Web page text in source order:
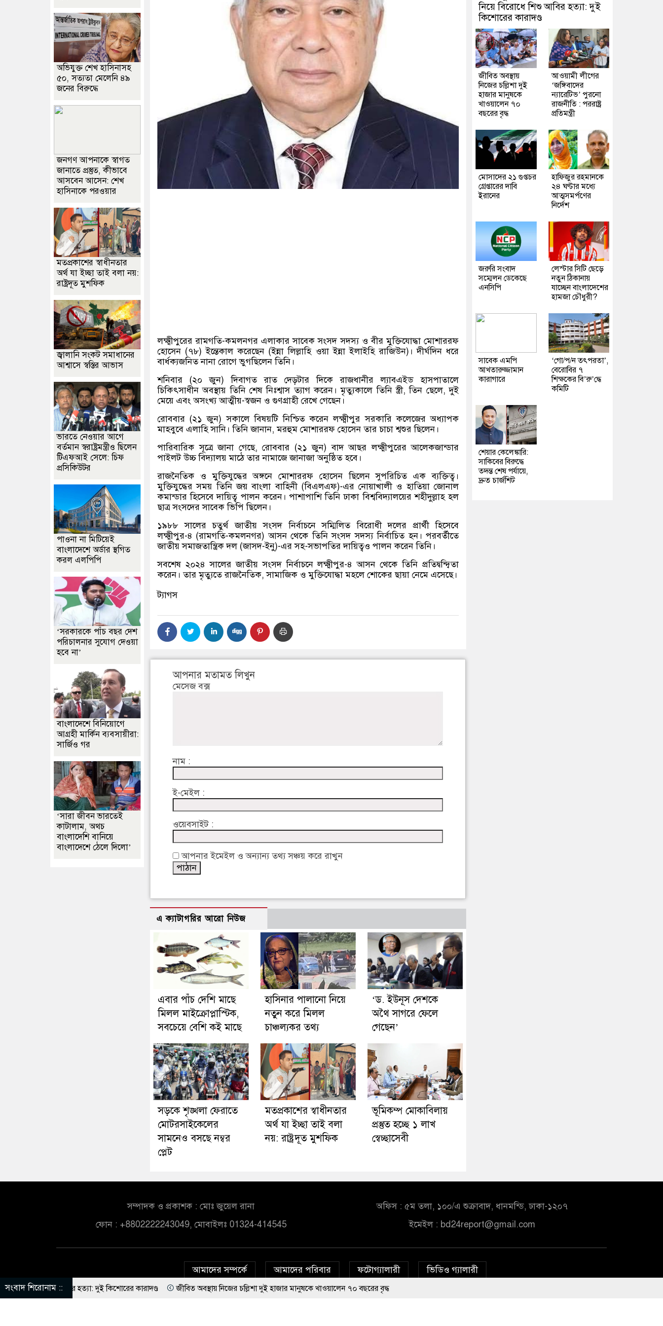
লক্ষ্মীপুরের রামগতি-কমলনগর এলাকার সাবেক সংসদ সদস্য ও বীর মুক্তিযোদ্ধা মোশাররফ
হোসেন (৭৮) ইন্তেকাল করেছেন (ইন্না লিল্লাহি ওয়া ইন্না ইলাইহি রাজিউন)। দীর্ঘদিন ধরে
বার্ধক্যজনিত নানা রোগে ভুগছিলেন তিনি।
শনিবার (২০ জুন) দিবাগত রাত দেড়টার দিকে রাজধানীর ল্যাবএইড হাসপাতালে
চিকিৎসাধীন অবস্থায় তিনি শেষ নিঃশ্বাস ত্যাগ করেন। মৃত্যুকালে তিনি স্ত্রী, তিন ছেলে, দুই
মেয়ে এবং অসংখ্য আত্মীয়-স্বজন ও গুণগ্রাহী রেখে গেছেন।
রোববার (২১ জুন) সকালে বিষয়টি নিশ্চিত করেন লক্ষ্মীপুর সরকারি কলেজের অধ্যাপক
মাহবুবে এলাহি সানি। তিনি জানান, মরহুম মোশাররফ হোসেন তার চাচা শ্বশুর ছিলেন।
পারিবারিক সূত্রে জানা গেছে, রোববার (২১ জুন) বাদ আছর লক্ষ্মীপুরের আলেকজান্ডার
পাইলট উচ্চ বিদ্যালয় মাঠে তার নামাজে জানাজা অনুষ্ঠিত হবে।
রাজনৈতিক ও মুক্তিযুদ্ধের অঙ্গনে মোশাররফ হোসেন ছিলেন সুপরিচিত এক ব্যক্তিত্ব।
মুক্তিযুদ্ধের সময় তিনি জয় বাংলা বাহিনী (বিএলএফ)-এর নোয়াখালী ও হাতিয়া জোনাল
কমান্ডার হিসেবে দায়িত্ব পালন করেন। পাশাপাশি তিনি ঢাকা বিশ্ববিদ্যালয়ের শহীদুল্লাহ হল
ছাত্র সংসদের সাবেক ভিপি ছিলেন।
১৯৮৮ সালের চতুর্থ জাতীয় সংসদ নির্বাচনে সম্মিলিত বিরোধী দলের প্রার্থী হিসেবে
লক্ষ্মীপুর-৪ (রামগতি-কমলনগর) আসন থেকে তিনি সংসদ সদস্য নির্বাচিত হন। পরবর্তীতে
জাতীয় সমাজতান্ত্রিক দল (জাসদ-ইনু)-এর সহ-সভাপতির দায়িত্বও পালন করেন তিনি।
সবশেষ ২০২৪ সালের জাতীয় সংসদ নির্বাচনে লক্ষ্মীপুর-৪ আসন থেকে তিনি প্রতিদ্বন্দ্বিতা
করেন। তার মৃত্যুতে রাজনৈতিক, সামাজিক ও মুক্তিযোদ্ধা মহলে শোকের ছায়া নেমে এসেছে।
ট্যাগস
আপনার মতামত লিখুন
মেসেজ বক্স
নাম :
ই-মেইল :
ওয়েবসাইট :
আপনার ইমেইল ও অন্যান্য তথ্য সঞ্চয় করে রাখুন
এ ক্যাটাগরির আরো নিউজ
এবার পাঁচ দেশি মাছে
মিলল মাইক্রোপ্লাস্টিক,
সবচেয়ে বেশি কই মাছে
হাসিনার পালানো নিয়ে
নতুন করে মিলল
চাঞ্চল্যকর তথ্য
‘ড. ইউনূস দেশকে
অথৈ সাগরে ফেলে
গেছেন’
সড়কে শৃঙ্খলা ফেরাতে
মোটরসাইকেলের
সামনেও বসছে নম্বর
প্লেট
মতপ্রকাশের স্বাধীনতার
অর্থ যা ইচ্ছা তাই বলা
নয়: রাষ্ট্রদূত মুশফিক
ভূমিকম্প মোকাবিলায়
প্রস্তুত হচ্ছে ১ লাখ
স্বেচ্ছাসেবী
অভিযুক্ত শেখ হাসিনাসহ
৫০, সত্যতা মেলেনি ৪৯
জনের বিরুদ্ধে
জনগণ আপনাকে স্বাগত
জানাতে প্রস্তুত, কীভাবে
আসবেন আসেন: শেখ
হাসিনাকে পরওয়ার
মতপ্রকাশের স্বাধীনতার
অর্থ যা ইচ্ছা তাই বলা নয়:
রাষ্ট্রদূত মুশফিক
জ্বালানি সংকট সমাধানের
আশ্বাসে স্বস্তির আভাস
ভারতে নেওয়ার আগে
বর্তমান স্বরাষ্ট্রমন্ত্রীও ছিলেন
টিএফআই সেলে: চিফ
প্রসিকিউটর
পাওনা না মিটিয়েই
বাংলাদেশে অর্ডার স্থগিত
করল এলপিপি
‘সরকারকে পাঁচ বছর দেশ
পরিচালনার সুযোগ দেওয়া
হবে না’
বাংলাদেশে বিনিয়োগে
আগ্রহী মার্কিন ব্যবসায়ীরা:
সার্জিও গর
‘সারা জীবন ভারতেই
কাটালাম, অথচ
বাংলাদেশি বানিয়ে
বাংলাদেশে ঠেলে দিলো’
নিয়ে বিরোধে শিশু আবির হত্যা: দুই
কিশোরের কারাদণ্ড
জীবিত অবস্থায়
নিজের চল্লিশা দুই
হাজার মানুষকে
খাওয়ালেন ৭০
বছরের বৃদ্ধ
আওয়ামী লীগের
‘জঙ্গিবাদের
ন্যারেটিভ’ পুরনো
রাজনীতি : পররাষ্ট্র
প্রতিমন্ত্রী
মোসাদের ২১ গুপ্তচর
গ্রেপ্তারের দাবি
ইরানের
হাফিজুর রহমানকে
২৪ ঘণ্টার মধ্যে
আত্মসমর্পণের
নির্দেশ
জরুরি সংবাদ
সম্মেলন ডেকেছে
এনসিপি
লেস্টার সিটি ছেড়ে
নতুন ঠিকানায়
যাচ্ছেন বাংলাদেশের
হামজা চৌধুরী?
সাবেক এমপি
আখতারুজ্জামান
কারাগারে
‘গো/প/ন তৎপরতা’,
বেরোবির ৭
শিক্ষকের বি’রু’দ্ধে
কমিটি
শেয়ার কেলেঙ্কারি:
সাকিবের বিরুদ্ধে
তদন্ত শেষ পর্যায়ে,
দ্রুত চার্জশিট
সম্পাদক ও প্রকাশক : মোঃ জুয়েল রানা
ফোন : +8802222243049, মোবাইলঃ 01324-414545
অফিস : ৫ম তলা, ১০০/এ শুক্রাবাদ, ধানমন্ডি, ঢাকা-১২০৭
ইমেইল : bd24report@gmail.com
আমাদের সম্পর্কে আমাদের পরিবার ফটোগ্যালারী ভিডিও গ্যালারী
সংবাদ শিরোনাম ::
আবির হত্যা: দুই কিশোরের কারাদণ্ড জীবিত অবস্থায় নিজের চল্লিশা দুই হাজার মানুষকে খাওয়ালেন ৭০ বছরের বৃদ্ধ